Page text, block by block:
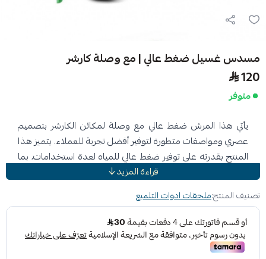
مسدس غسيل ضغط عالي | مع وصلة كارشر
120
متوفر
يأتي هذا المرش ضغط عالي مع وصلة لمكائن الكارشر بتصميم
عصري ومواصفات متطورة لتوفير أفضل تجربة للعملاء. يتميز هذا
المنتج بقدرته على توفير ضغط عالي للمياه لعدة استخدامات، بما
في ذلك تنظيف السيارات والمنازل والكثير غيرها. كما يحتوي على
والتركيب. تم تصنيع هذا المرش ضغط عالي بجودة عالية ومن مواد
متينة لتحمل الاستخدام المتكرر وضمان الأداء العالي. ويتضمن
هذا المنتج أيضاً مفتاح ضبط للضغط يساعد على ضبط قدرة
التدفق لتوفير ضغط مثالي للمهام المختلفة. تعتبر هذه الخاصية
قراءة المزيد
تصنيف المنتج:ملحقات ادوات التلميع